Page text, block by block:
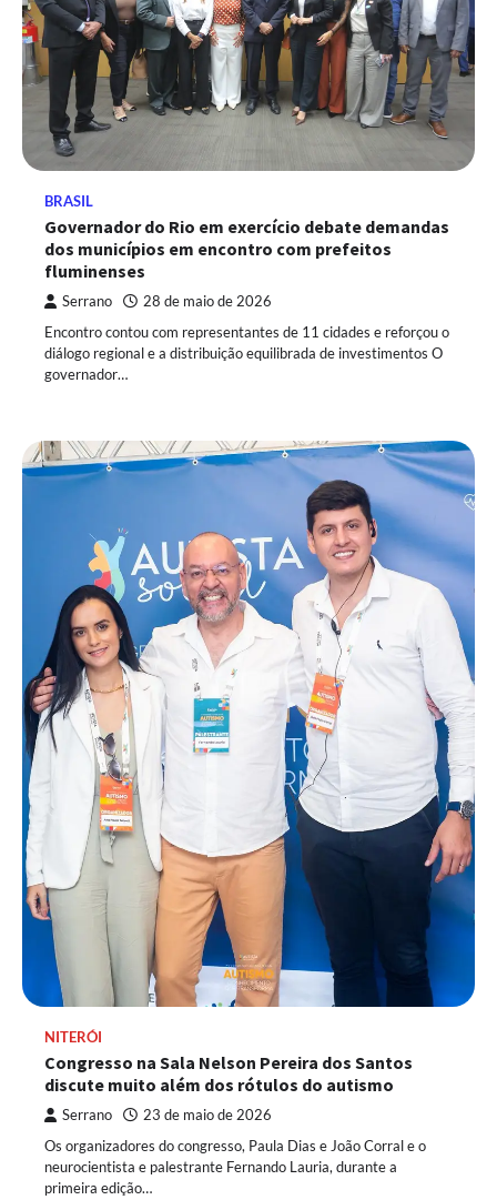
BRASIL
Governador do Rio em exercício debate demandas
dos municípios em encontro com prefeitos
fluminenses
Serrano 28 de maio de 2026
Encontro contou com representantes de 11 cidades e reforçou o
diálogo regional e a distribuição equilibrada de investimentos O
governador…
NITERÓI
Congresso na Sala Nelson Pereira dos Santos
discute muito além dos rótulos do autismo
Serrano 23 de maio de 2026
Os organizadores do congresso, Paula Dias e João Corral e o
neurocientista e palestrante Fernando Lauria, durante a
primeira edição…